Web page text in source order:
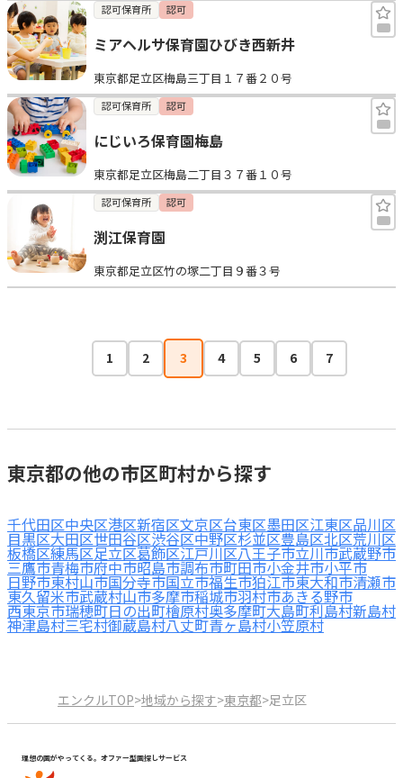
認可保育所 認可
ミアヘルサ保育園ひびき西新井
東京都足立区梅島三丁目１７番２０号
認可保育所 認可
にじいろ保育園梅島
東京都足立区梅島二丁目３７番１０号
認可保育所 認可
渕江保育園
東京都足立区竹の塚二丁目９番３号
1 2 3 4 5 6 7
東京都の他の市区町村から探す
千代田区中央区港区新宿区文京区台東区墨田区江東区品川区
目黒区大田区世田谷区渋谷区中野区杉並区豊島区北区荒川区
板橋区練馬区足立区葛飾区江戸川区八王子市立川市武蔵野市
三鷹市青梅市府中市昭島市調布市町田市小金井市小平市
日野市東村山市国分寺市国立市福生市狛江市東大和市清瀬市
東久留米市武蔵村山市多摩市稲城市羽村市あきる野市
西東京市瑞穂町日の出町檜原村奥多摩町大島町利島村新島村
神津島村三宅村御蔵島村八丈町青ヶ島村小笠原村
エンクルTOP>地域から探す>東京都>足立区
理想の園がやってくる。オファー型園探しサービス